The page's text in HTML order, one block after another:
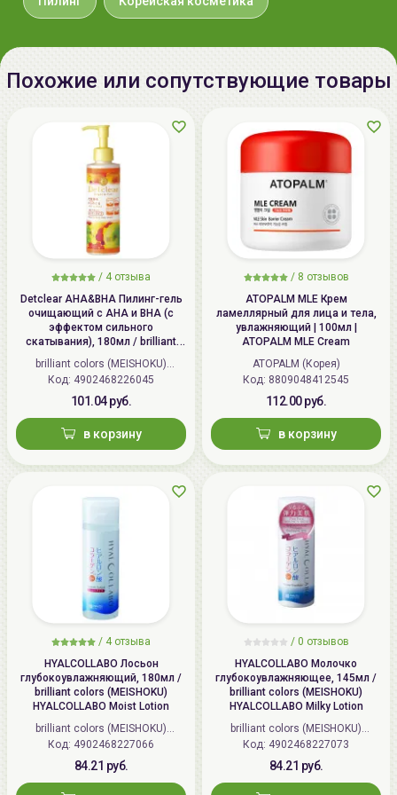
Срок годности:
дату окончания срока годности
Производитель:
[MISSHA] "ABLE C&C Co., Ltd.",
Республика Корея, Republic of
Korea, SK TwinTower A-3F, 345-9,
Gasan-dong, Geumcheon-gu, Seoul
Импортер в
ИП Мигаль Наталья Петровна,
136. www.allcosmetics.by, E-mail:
info@allcosmetics.by,
Похожие или сопутствующие товары
/ 4 отзыва
Detclear AHA&BHA Пилинг-гель
очищающий с AHA и BHA (с
эффектом сильного
скатывания), 180мл / brilliant
colors (MEISHOKU) Detclear
Bright&Peel AHA&BHA Fruits
Peeling Jelly
brilliant colors (MEISHOKU)
(Япония)
Код: 4902468226045
101.04 руб.
в корзину
/ 8 отзывов
ATOPALM MLE Крем
ламеллярный для лица и тела,
увлажняющий | 100мл |
ATOPALM MLE Cream
ATOPALM (Корея)
Код: 8809048412545
112.00 руб.
в корзину
/ 4 отзыва
HYALCOLLABO Лосьон
глубокоувлажняющий, 180мл /
brilliant colors (MEISHOKU)
HYALCOLLABO Moist Lotion
brilliant colors (MEISHOKU)
(Япония)
Код: 4902468227066
84.21 руб.
/ 0 отзывов
HYALCOLLABO Молочко
глубокоувлажняющее, 145мл /
brilliant colors (MEISHOKU)
HYALCOLLABO Milky Lotion
brilliant colors (MEISHOKU)
(Япония)
Код: 4902468227073
84.21 руб.